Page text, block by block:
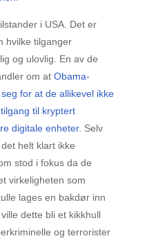
i USA. Det er
hvilke tilganger
og ulovlig. En av de
om at Obama-
for at de allikevel ikke
til kryptert
digitale enheter. Selv
helt klart ikke
stod i fokus da de
virkeligheten som
lages en bakdør inn
dette bli et kikkhull
og terrorister